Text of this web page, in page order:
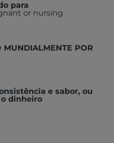
para
or nursing
MUNDIALMENTE POR
e sabor, ou
dinheiro